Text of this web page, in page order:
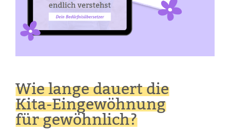
Wie lange dauert die
Kita-Eingewöhnung
für gewöhnlich?